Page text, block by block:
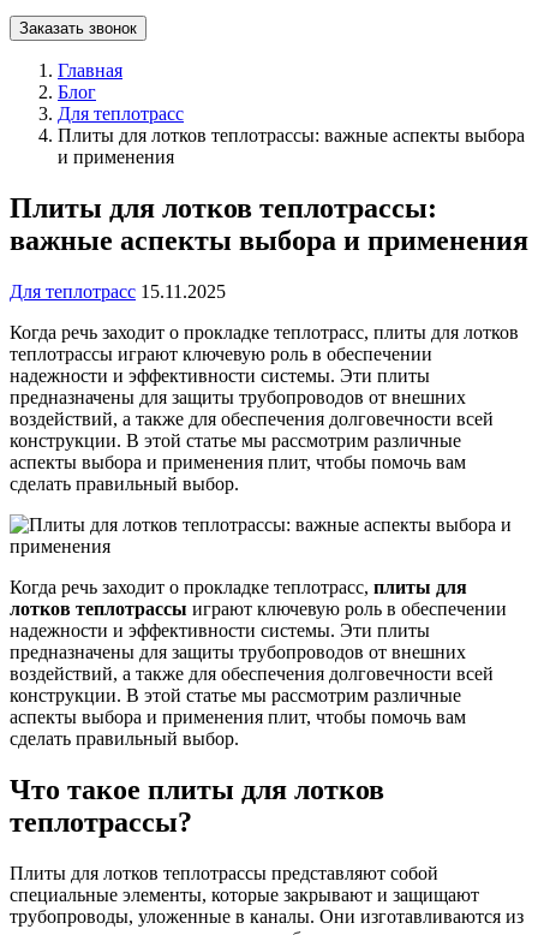
Заказать звонок
Главная
Блог
Для теплотрасс
Плиты для лотков теплотрассы: важные аспекты выбора
и применения
Плиты для лотков теплотрассы:
важные аспекты выбора и применения
Для теплотрасс 15.11.2025
Когда речь заходит о прокладке теплотрасс, плиты для лотков
теплотрассы играют ключевую роль в обеспечении
надежности и эффективности системы. Эти плиты
предназначены для защиты трубопроводов от внешних
воздействий, а также для обеспечения долговечности всей
конструкции. В этой статье мы рассмотрим различные
аспекты выбора и применения плит, чтобы помочь вам
сделать правильный выбор.
Когда речь заходит о прокладке теплотрасс, плиты для
лотков теплотрассы играют ключевую роль в обеспечении
надежности и эффективности системы. Эти плиты
предназначены для защиты трубопроводов от внешних
воздействий, а также для обеспечения долговечности всей
конструкции. В этой статье мы рассмотрим различные
аспекты выбора и применения плит, чтобы помочь вам
сделать правильный выбор.
Что такое плиты для лотков
теплотрассы?
Плиты для лотков теплотрассы представляют собой
специальные элементы, которые закрывают и защищают
трубопроводы, уложенные в каналы. Они изготавливаются из